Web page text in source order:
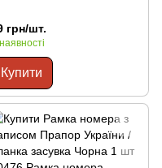
грн/шт.
Купити